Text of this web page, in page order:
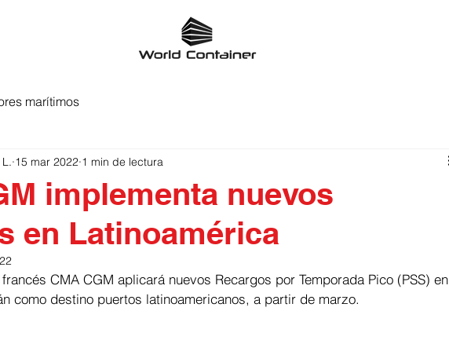
marítimos
implementa nuevos
en Latinoamérica
15 mar 2022 1 min de lectura
CMA CGM aplicará nuevos Recargos por Temporada Pico (PSS) en
como destino puertos latinoamericanos, a partir de marzo.